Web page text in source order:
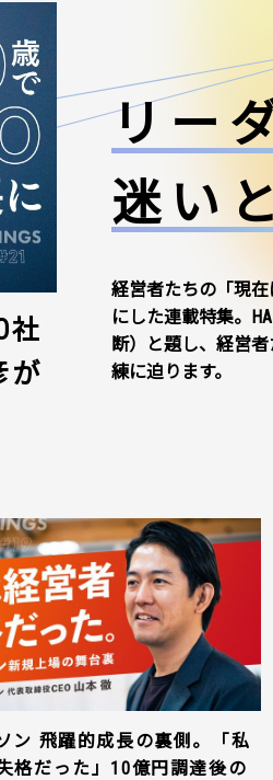
リー
迷い
経営者たちの「現
にした連載特集。
断）と題し、経営
練に迫ります。
社
が
ン 飛躍的成長の裏側。「私
格だった」10億円調達後の